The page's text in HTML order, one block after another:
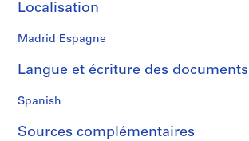
3
0
9
Localisation
Madrid Espagne
Langue et écriture des documents
Spanish
Sources complémentaires